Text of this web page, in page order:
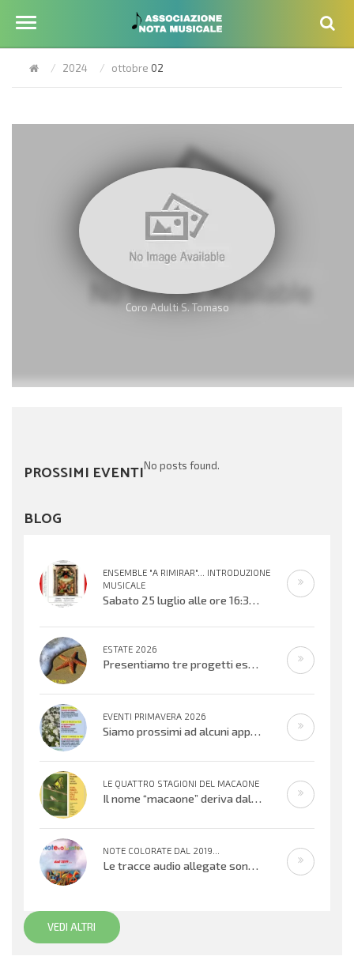
2024 ottobre 02
Coro Adulti S. Tomaso
PROSSIMI EVENTINo posts found.
BLOG
ENSEMBLE "A RIMIRAR"... INTRODUZIONE
MUSICALE
Sabato 25 luglio alle ore 16:30 verrà inaugurata la mostra organizzata dal Centro Biblioteca Comunale presso il Palazzo “Suore
ESTATE 2026
Presentiamo tre progetti estivi che si svolgeranno nell’ultima settimana di
EVENTI PRIMAVERA 2026
Siamo prossimi ad alcuni appuntamenti musicali offerti dai bambini, ragazzi e adulti che cantano e suonano. Si inizierà con il
LE QUATTRO STAGIONI DEL MACAONE
Il nome “macaone” deriva dalla mitologia greca: Macaone era un abile medico e guerriero e il nome della farfalla
NOTE COLORATE DAL 2019...
Le tracce audio allegate sono promemoria di percorsi didattici realizzati
VEDI ALTRI